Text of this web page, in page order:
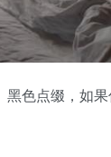
色点缀，如